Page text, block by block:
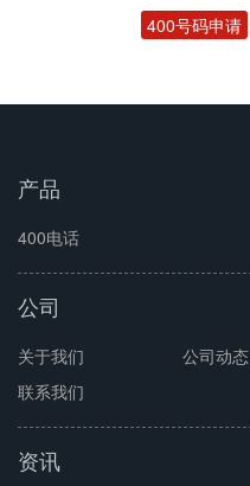
产品
400电话
公司
关于我们 公司动态
联系我们
资讯